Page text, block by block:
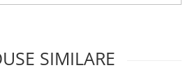
SIMILARE